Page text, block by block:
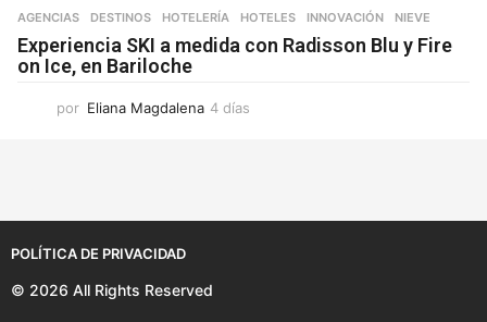
AGENCIAS ,DESTINOS ,HOTELERÍA ,HOTELES ,INNOVACIÓN ,NIEVE
Experiencia SKI a medida con Radisson Blu y Fire
on Ice, en Bariloche
por Eliana Magdalena 4 días
POLÍTICA DE PRIVACIDAD
© 2026 All Rights Reserved